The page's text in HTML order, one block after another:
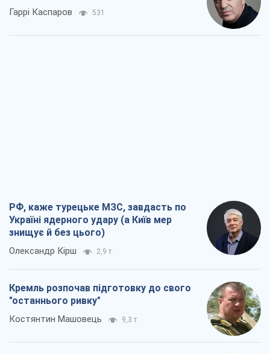
Гаррі Каспаров 531
РФ, каже турецьке МЗС, завдасть по
Україні ядерного удару (а Київ мер
знищує й без цього)
Олександр Кірш 2,9 т.
Кремль розпочав підготовку до свого
"останнього ривку"
Костянтин Машовець 9,3 т.